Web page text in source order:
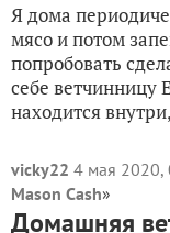
Я дома
мясо и потом
попробовать
себе ветчинницу
находится
vicky22 4 мая 2020,
Mason Cash»
Домашняя